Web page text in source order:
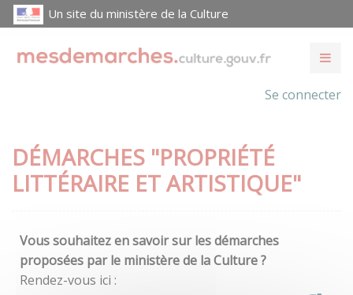
Un site du ministère de la Culture
Se connecter
DÉMARCHES "PROPRIÉTÉ
LITTÉRAIRE ET ARTISTIQUE"
Vous souhaitez en savoir sur les démarches
proposées par le ministère de la Culture ?
Rendez-vous ici :